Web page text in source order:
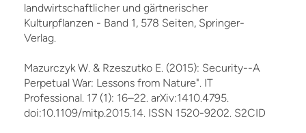
landwirtschaftlicher und gärtnerischer
Kulturpflanzen - Band 1, 578 Seiten, Springer-
Verlag.
Mazurczyk W. & Rzeszutko E. (2015): Security--A
Perpetual War: Lessons from Nature". IT
Professional. 17 (1): 16–22. arXiv:1410.4795.
doi:10.1109/mitp.2015.14. ISSN 1520-9202. S2CID